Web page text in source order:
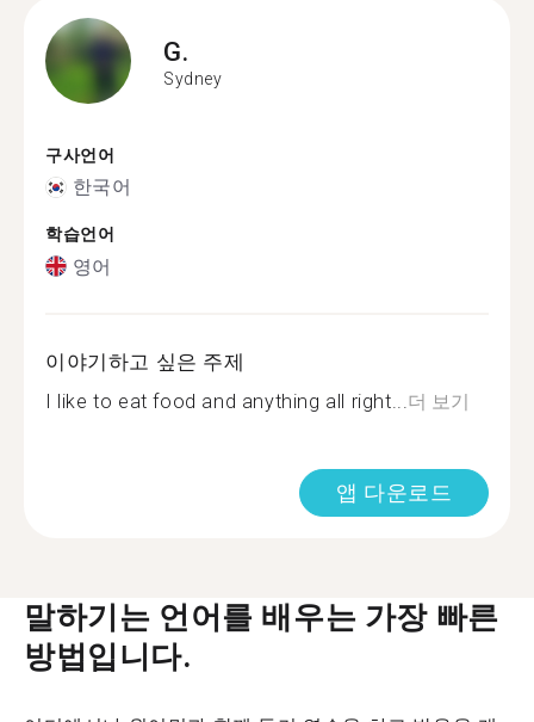
G.
Sydney
구사언어
한국어
학습언어
영어
이야기하고 싶은 주제
I like to eat food and anything all right... 더 보기
앱 다운로드
말하기는 언어를 배우는 가장 빠른
방법입니다.